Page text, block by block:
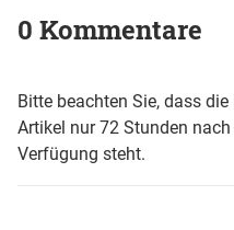
0 Kommentare
Bitte beachten Sie, dass
Artikel nur 72 Stunden
Verfügung steht.